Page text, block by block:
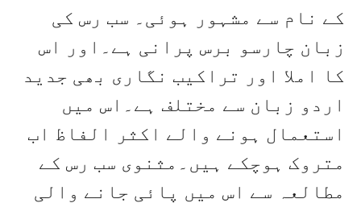
کے نام سے مشہور ہوئی۔ سب رس کی
زبان چارسو برس پرانی ہے۔اور اس
کا املا اور تراکیب نگاری بھی جدید
اردو زبان سے مختلف ہے۔اس میں
استعمال ہونے والے اکثر الفاظ اب
متروک ہوچکے ہیں۔مثنوی سب رس کے
مطالعہ سے اس میں پائی جانے والی